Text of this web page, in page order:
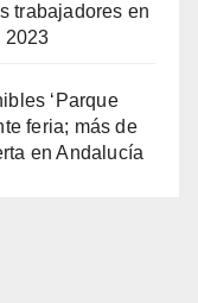
trabajadores en
2023
‘Parque
feria; más de
en Andalucía